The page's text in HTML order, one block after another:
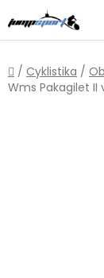
na
obsah
Domů
/ Cyklistika /
Wms Pakagilet